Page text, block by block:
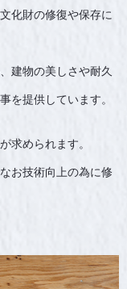
化財の修復や保存に
建物の美しさや耐久
を提供しています。
求められます。
お技術向上の為に修